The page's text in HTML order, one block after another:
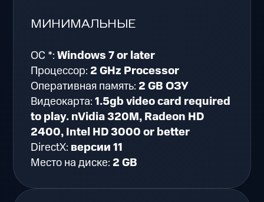
МИНИМАЛЬНЫЕ
ОС *:Windows 7 or later
Процессор: 2 GHz Processor
Оперативная память: 2 GB ОЗУ
Видеокарта:1.5gb video card required
to play. nVidia 320M, Radeon HD
2400, Intel HD 3000 or better
DirectX: версии 11
Место на диске: 2 GB